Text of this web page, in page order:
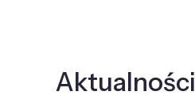
Aktualności